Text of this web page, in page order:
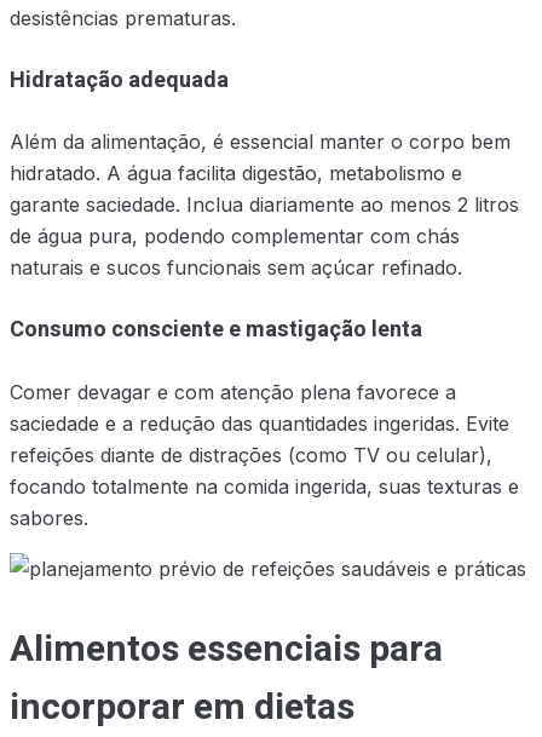
desistências prematuras.
Hidratação adequada
Além da alimentação, é essencial manter o corpo bem
hidratado. A água facilita digestão, metabolismo e
garante saciedade. Inclua diariamente ao menos 2 litros
de água pura, podendo complementar com chás
naturais e sucos funcionais sem açúcar refinado.
Consumo consciente e mastigação lenta
Comer devagar e com atenção plena favorece a
saciedade e a redução das quantidades ingeridas. Evite
refeições diante de distrações (como TV ou celular),
focando totalmente na comida ingerida, suas texturas e
sabores.
Alimentos essenciais para
incorporar em dietas